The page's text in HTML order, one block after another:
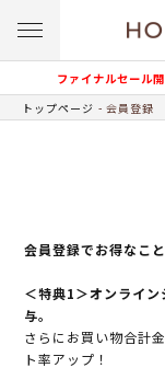
ファイナルセール
トップページ 会員登録
会員登録でお得なこ
＜特典1＞オンライ
与。
さらにお買い物合計
ト率アップ！